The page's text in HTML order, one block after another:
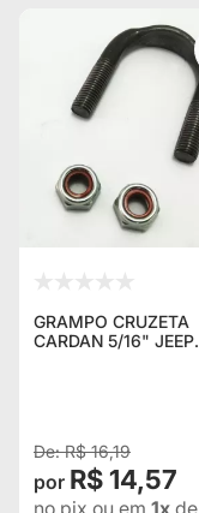
GRAMPO CRUZETA
CARDAN 5/16" JEEP
R$ 16,19
R$ 14,57